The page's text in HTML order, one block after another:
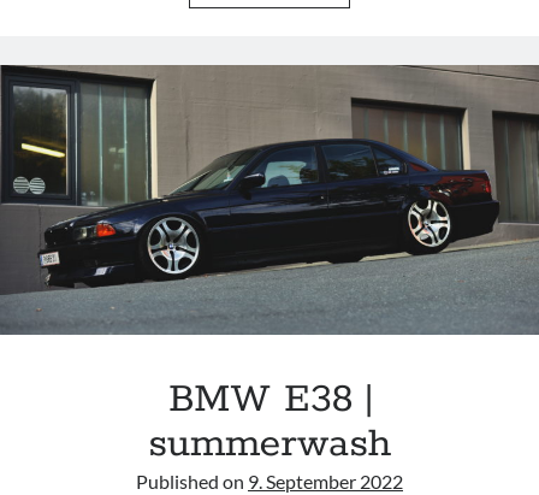
&
BMW E38 |
summerwash
Published on 9. September 2022